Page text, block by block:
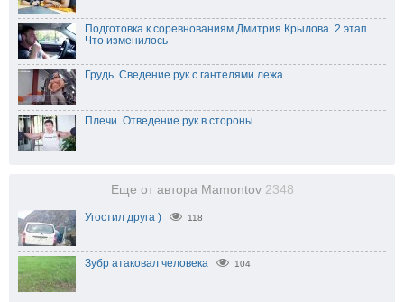
Подготовка к соревнованиям Дмитрия Крылова. 2 этап.
Что изменилось
Грудь. Сведение рук с гантелями лежа
Плечи. Отведение рук в стороны
Еще от автора Mamontov 2348
Угостил друга ) 118
Зубр атаковал человека 104